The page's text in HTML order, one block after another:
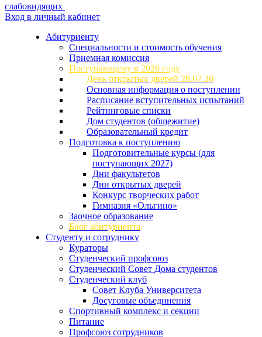
слабовидящих
Вход в личный кабинет
Абитуриенту
Специальности и стоимость обучения
Приемная комиссия
Поступающему в 2026 году
День открытых дверей 28.07.26
Основная информация о поступлении
Расписание вступительных испытаний
Рейтинговые списки
Дом студентов (общежитие)
Образовательный кредит
Подготовка к поступлению
Подготовительные курсы (для
поступающих 2027)
Дни факультетов
Дни открытых дверей
Конкурс творческих работ
Гимназия «Ольгино»
Заочное образование
Блог абитуриента
Студенту и сотруднику
Кураторы
Студенческий профсоюз
Студенческий Совет Дома студентов
Студенческий клуб
Совет Клуба Университета
Досуговые объединения
Спортивный комплекс и секции
Питание
Профсоюз сотрудников